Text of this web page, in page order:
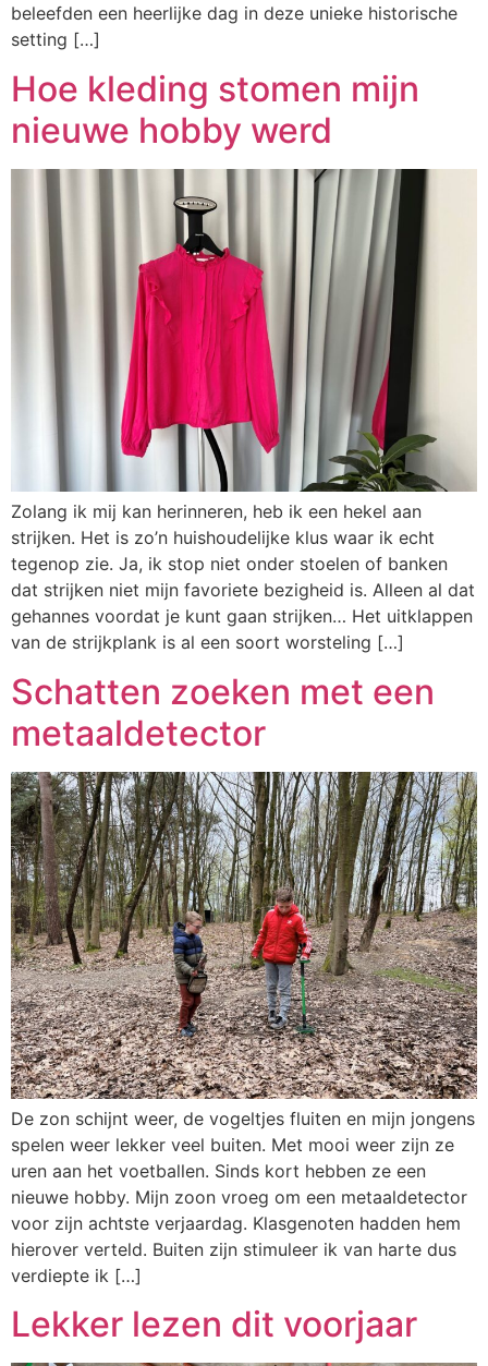
beleefden een heerlijke dag in deze unieke historische
setting […]
Hoe kleding stomen mijn
nieuwe hobby werd
Zolang ik mij kan herinneren, heb ik een hekel aan
strijken. Het is zo’n huishoudelijke klus waar ik echt
tegenop zie. Ja, ik stop niet onder stoelen of banken
dat strijken niet mijn favoriete bezigheid is. Alleen al dat
gehannes voordat je kunt gaan strijken… Het uitklappen
van de strijkplank is al een soort worsteling […]
Schatten zoeken met een
metaaldetector
De zon schijnt weer, de vogeltjes fluiten en mijn jongens
spelen weer lekker veel buiten. Met mooi weer zijn ze
uren aan het voetballen. Sinds kort hebben ze een
nieuwe hobby. Mijn zoon vroeg om een metaaldetector
voor zijn achtste verjaardag. Klasgenoten hadden hem
hierover verteld. Buiten zijn stimuleer ik van harte dus
verdiepte ik […]
Lekker lezen dit voorjaar